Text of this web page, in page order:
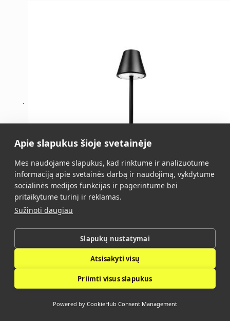
HELIO LED(26052)
Į krepšelį
Apie slapukus šioje svetainėje
Mes naudojame slapukus, kad rinktume ir analizuotume
informaciją apie svetainės darbą ir naudojimą, vykdytume
socialinės medijos funkcijas ir pagerintume bei
pritaikytume turinį ir reklamas.
Sužinoti daugiau
Slapukų nustatymai
Atsisakyti visų
Priimti visus slapukus
Powered by CookieHub Consent Management